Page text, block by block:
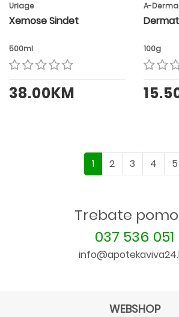
Uriage
Xemose Sindet
500ml
38.00KM
A-Derma
100g
1 2 3 4 5
Trebate
037 536 051
WEBSHOP